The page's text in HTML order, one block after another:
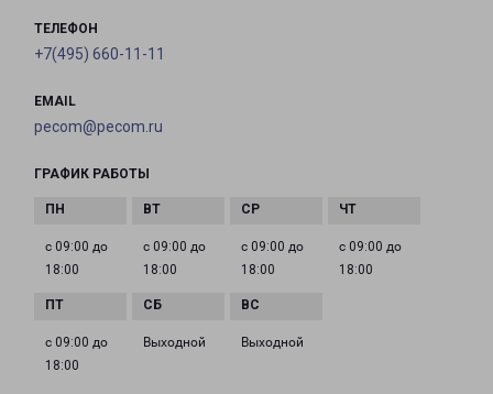
ТЕЛЕФОН
+7(495) 660-11-11
EMAIL
pecom@pecom.ru
ГРАФИК РАБОТЫ
с 09:00 до
18:00
с 09:00 до
18:00
с 09:00 до
18:00
с 09:00 до
18:00
с 09:00 до
18:00
Выходной Выходной